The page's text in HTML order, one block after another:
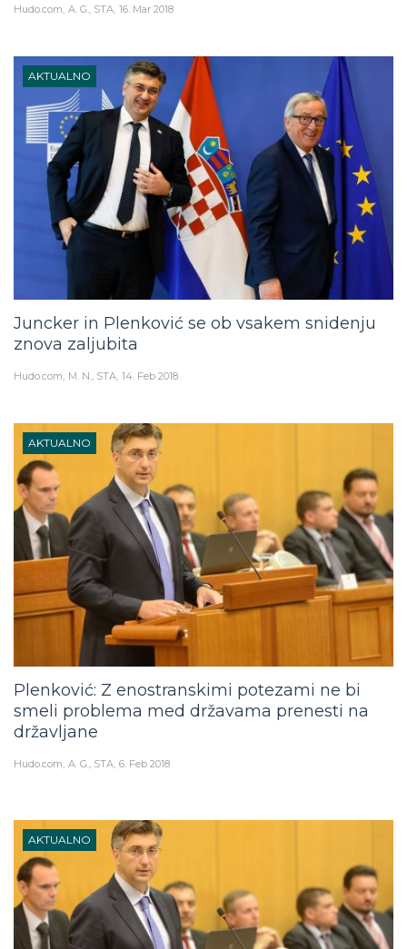
Hudo.com A. G., STA 16. Mar 2018
AKTUALNO
Juncker in Plenković se ob vsakem snidenju
znova zaljubita
Hudo.com M. N., STA 14. Feb 2018
AKTUALNO
Plenković: Z enostranskimi potezami ne bi
smeli problema med državama prenesti na
državljane
Hudo.com A. G., STA 6. Feb 2018
AKTUALNO